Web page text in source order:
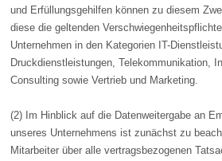
und Erfüllungsgehilfen können zu diesem
diese die geltenden
Unternehmen in den Kategorien IT-
Druckdienstleistungen, Telekommunikation,
Consulting sowie Vertrieb und Marketing.
(2) Im Hinblick auf die Datenweitergabe an
unseres Unternehmens ist zunächst zu
Mitarbeiter über alle vertragsbezogenen